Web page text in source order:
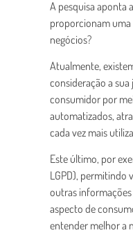
A pesquisa aponta
proporcionam uma
negócios?
Atualmente,
consideração a
consumidor por
automatizados,
cada vez mais
Este último, por
LGPD), permitindo
outras
aspecto de
entender melhor a